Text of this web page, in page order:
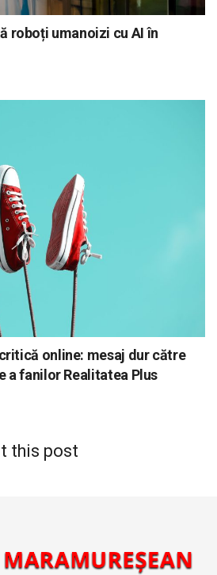
roboți umanoizi cu AI în
online: mesaj dur către
a fanilor Realitatea Plus
this post